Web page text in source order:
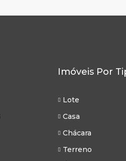
Imóveis Por
Lote
Casa
Chácara
Terreno